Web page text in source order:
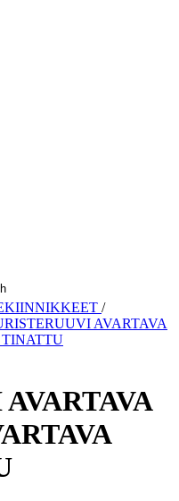
/
AVARTAVA
TINATTU